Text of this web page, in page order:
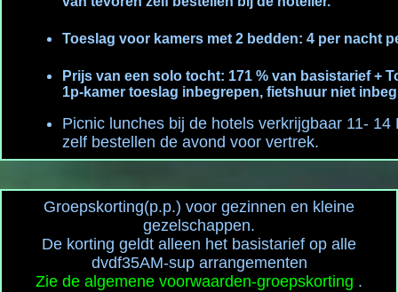
Toeslag voor kamers met 2 bedden: 4 per nacht
Prijs van een solo tocht: 171 % van basistarief +
1p-kamer toeslag inbegrepen, fietshuur niet
Picnic lunches bij de hotels verkrijgbaar 11- 14
zelf bestellen de avond voor vertrek.
Groepskorting(p.p.) voor gezinnen en kleine
gezelschappen.
De korting geldt alleen het basistarief op alle
dvdf35AM-sup arrangementen
Zie de algemene voorwaarden-groepskorting .